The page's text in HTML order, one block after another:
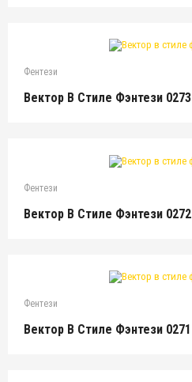
Фентези
Вектор В Стиле Фэнтези 0273
Фентези
Вектор В Стиле Фэнтези 0272
Фентези
Вектор В Стиле Фэнтези 0271